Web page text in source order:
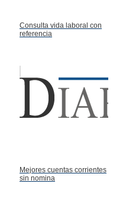
Consulta vida laboral con
referencia
Mejores cuentas corrientes
sin nomina